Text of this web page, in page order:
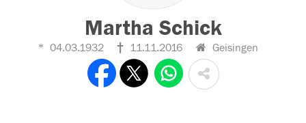
Martha Schick
04.03.1932 11.11.2016 Geisingen